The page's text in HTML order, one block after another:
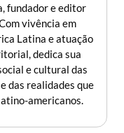
fundador e editor
vivência em
Latina e atuação
dedica sua
e cultural das
das realidades que
americanos.